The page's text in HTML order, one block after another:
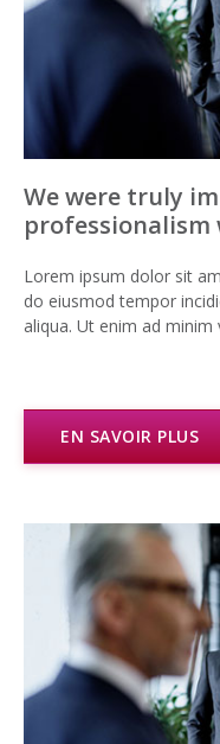
We were truly
professionalism
Lorem ipsum dolor sit
do eiusmod tempor
aliqua. Ut enim ad
EN SAVOIR PLUS